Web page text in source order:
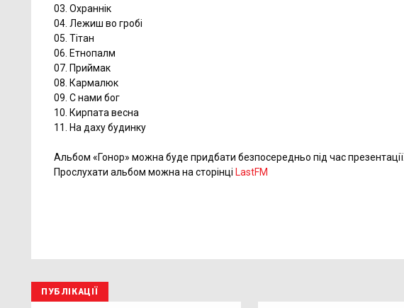
03. Охраннік
04. Лежиш во гробі
05. Тітан
06. Етнопалм
07. Приймак
08. Кармалюк
09. С нами бог
10. Кирпата весна
11. На даху будинку
Альбом «Гонор» можна буде придбати безпосередньо під час презентації.
Прослухати альбом можна на сторінці LastFM
ПУБЛІКАЦІЇ